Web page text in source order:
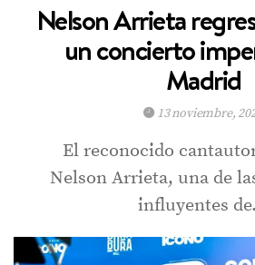
Nelson Arrieta
un concierto
Madrid
13 noviembre,
El reconocido
Nelson Arrieta, una de
influyentes